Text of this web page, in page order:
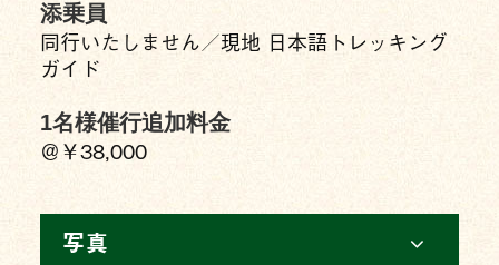
添乗員
同行いたしません／現地 日本語トレッキング
ガイド
1名様催行追加料金
＠￥38,000
写真